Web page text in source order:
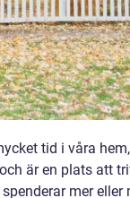
tid i våra
är en plats att
mer